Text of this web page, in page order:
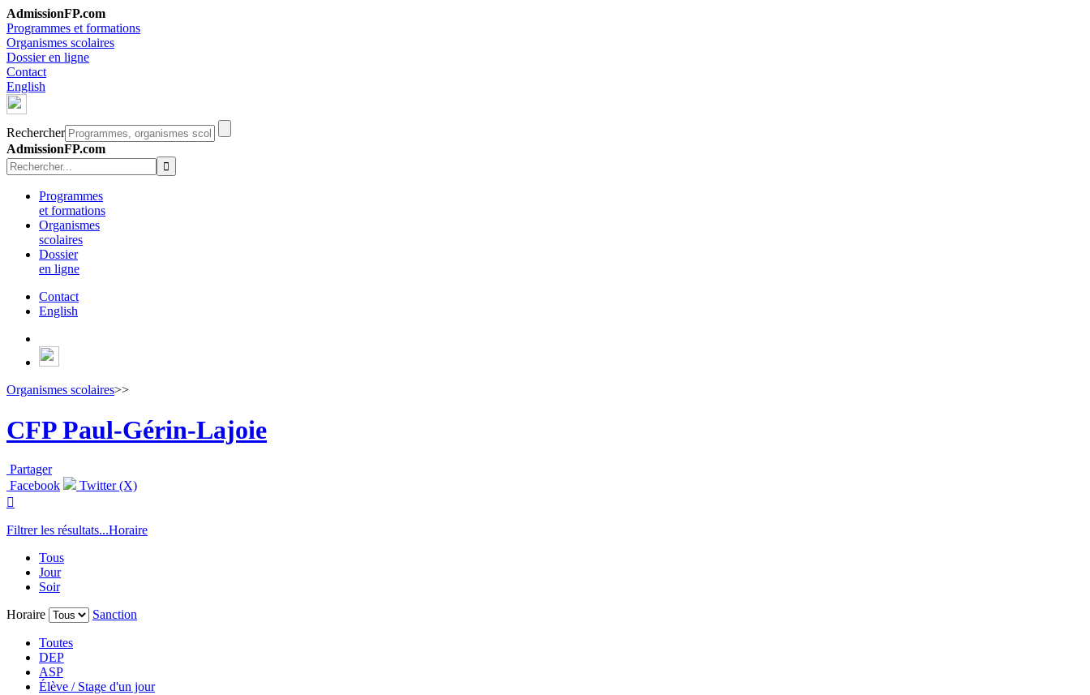
AdmissionFP.com
Programmes et formations
Organismes scolaires
Dossier en ligne
Contact
English
Rechercher
AdmissionFP.com
Programmes
et formations
Organismes
scolaires
Dossier
en ligne
Contact
English
Organismes scolaires>>
CFP Paul-Gérin-Lajoie
Partager
Facebook
Twitter (X)

Filtrer les résultats...Horaire
Tous
Jour
Soir
Horaire
Sanction
Toutes
DEP
ASP
Élève / Stage d'un jour